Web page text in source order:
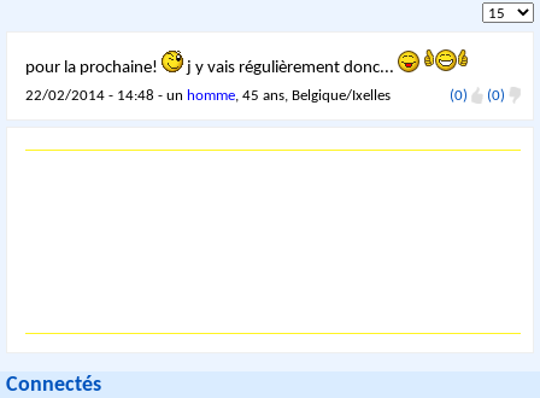
pour la prochaine! j y vais régulièrement donc...
22/02/2014 - 14:48 - un homme, 45 ans, Belgique/Ixelles (0) (0)
Connectés